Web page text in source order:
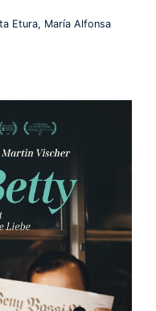
Etura, María Alfonsa